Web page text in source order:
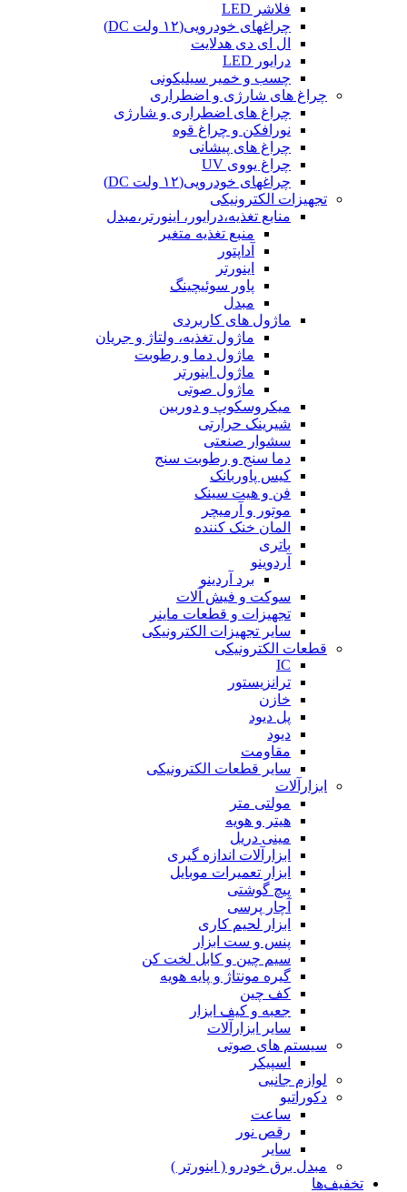
فلاشر LED
چراغهای خودرویی(۱۲ ولت DC)
ال ای دی هدلایت
درایور LED
چسب و خمیر سیلیکونی
چراغ های شارژی و اضطراری
چراغ های اضطراری و شارژی
نورافکن و چراغ قوه
چراغ های پیشانی
چراغ یووی UV
چراغهای خودرویی(۱۲ ولت DC)
تجهیزات الکترونیکی
منابع تغذیه،درایور، اینورتر،مبدل
منبع تغذیه متغیر
آداپتور
اینورتر
پاور سوئیچینگ
مبدل
ماژول های کاربردی
ماژول تغذیه، ولتاژ و جریان
ماژول دما و رطوبت
ماژول اینورتر
ماژول صوتی
میکروسکوپ و دوربین
شیرینک حرارتی
سشوار صنعتی
دما سنج و رطوبت سنج
کیس پاوربانک
فن و هیت سینک
موتور و آرمیچر
المان خنک کننده
باتری
آردوینو
برد آردینو
سوکت و فیش آلات
تجهیزات و قطعات ماینر
سایر تجهیزات الکترونیکی
قطعات الکترونیکی
IC
ترانزیستور
خازن
پل دیود
دیود
مقاومت
سایر قطعات الکترونیکی
ابزارآلات
مولتی متر
هیتر و هویه
مینی دریل
ابزارآلات اندازه گیری
ابزار تعمیرات موبایل
پیچ گوشتی
آچار پرسی
ابزار لحیم کاری
پنس و ست ابزار
سیم چین و کابل لخت کن
گیره مونتاژ و پایه هویه
کف چین
جعبه و کیف ابزار
سایر ابزارآلات
سیستم های صوتی
اسپیکر
لوازم جانبی
دکوراتیو
ساعت
رقص نور
سایر
مبدل برق خودرو ( اینورتر )
تخفیف‌ها